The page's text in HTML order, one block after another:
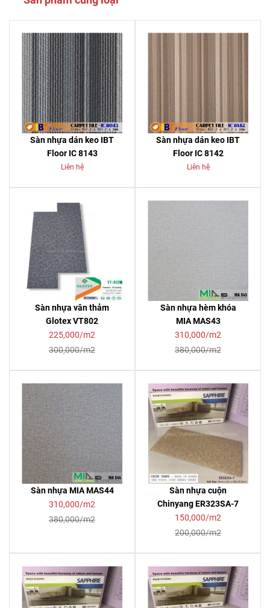
Sàn nhựa dán keo IBT
Floor IC 8143
Liên hệ
Sàn nhựa dán keo IBT
Floor IC 8142
Liên hệ
Sàn nhựa vân thảm
Glotex VT802
225,000/m2
300,000/m2
Sàn nhựa hèm khóa
MIA MAS43
310,000/m2
380,000/m2
Sàn nhựa MIA MAS44
310,000/m2
380,000/m2
Sàn nhựa cuộn
Chinyang ER323SA-7
150,000/m2
200,000/m2